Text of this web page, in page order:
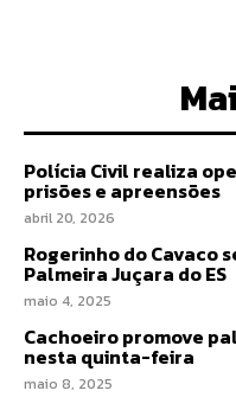
Polícia Civil realiza
prisões e apreensões
abril 20, 2026
Rogerinho do Cavaco
Palmeira Juçara do ES
maio 4, 2025
Cachoeiro promove
nesta quinta-feira
maio 8, 2025